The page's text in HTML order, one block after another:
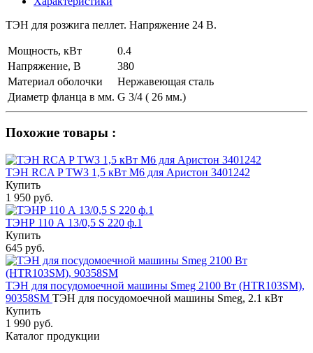
ТЭН для розжига пеллет. Напряжение 24 В.
Мощность, кВт
0.4
Напряжение, В
380
Материал оболочки
Нержавеющая сталь
Диаметр фланца в мм. G 3/4 ( 26 мм.)
Похожие товары :
ТЭН RCA P TW3 1,5 кВт M6 для Аристон 3401242
Купить
1 950 руб.
ТЭНР 110 А 13/0,5 S 220 ф.1
Купить
645 руб.
ТЭН для посудомоечной машины Smeg 2100 Вт (HTR103SM),
90358SM ТЭН для посудомоечной машины Smeg, 2.1 кВт
Купить
1 990 руб.
Каталог продукции